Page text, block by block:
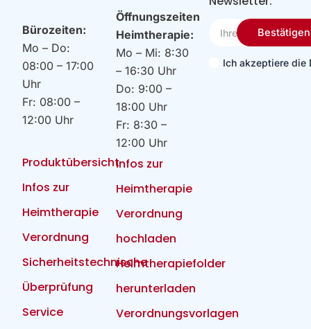
Bürozeiten:
Mo – Do:
08:00 – 17:00
Uhr
Fr: 08:00 –
12:00 Uhr
Produktübersicht
Infos zur
Heimtherapie
Verordnung
Sicherheitstechnische
Überprüfung
Service
Öffnungszeiten
Heimtherapie:
Mo – Mi: 8:30
– 16:30 Uhr
Do: 9:00 –
18:00 Uhr
Fr: 8:30 –
12:00 Uhr
Infos zur
Heimtherapie
Verordnung
hochladen
Heimtherapiefolder
herunterladen
Verordnungsvorlagen
Email
Ich akzeptiere die
Bestätigen